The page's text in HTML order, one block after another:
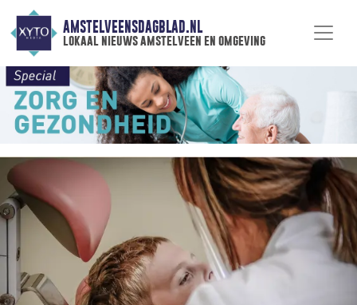
AMSTELVEENSDAGBLAD.NL
lokaal nieuws amstelveen en omgeving